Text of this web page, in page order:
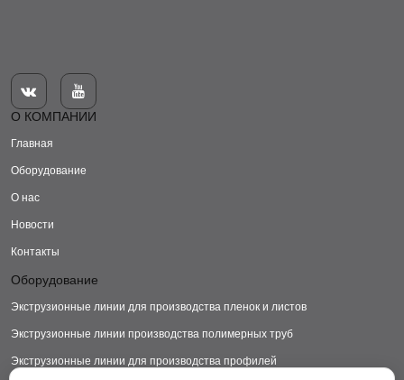


О КОМПАНИИ
Главная
Оборудование
О нас
Новости
Контакты
Оборудование
Экструзионные линии для производства пленок и листов
Экструзионные линии производства полимерных труб
Экструзионные линии для производства профилей